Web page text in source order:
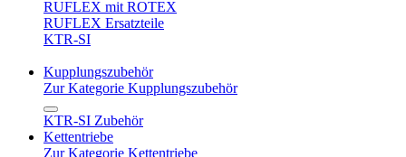
RUFLEX mit ROTEX
RUFLEX Ersatzteile
KTR-SI
Kupplungszubehör
Zur Kategorie Kupplungszubehör
KTR-SI Zubehör
Kettentriebe
Zur Kategorie Kettentriebe